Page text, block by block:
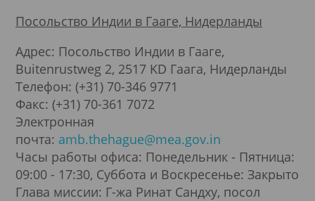
Посольство Индии в Гааге, Нидерланды
Адрес: Посольство Индии в Гааге,
Buitenrustweg 2, 2517 KD Гаага, Нидерланды
Телефон: (+31) 70-346 9771
Факс: (+31) 70-361 7072
Электронная
почта: amb.thehague@mea.gov.in
Часы работы офиса: Понедельник - Пятница:
09:00 - 17:30, Суббота и Воскресенье: Закрыто
Глава миссии: Г-жа Ринат Сандху, посол